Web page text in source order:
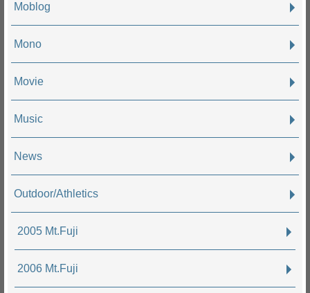
Moblog
Mono
Movie
Music
News
Outdoor/Athletics
2005 Mt.Fuji
2006 Mt.Fuji